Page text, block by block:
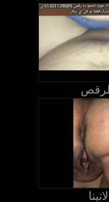
لاتينا